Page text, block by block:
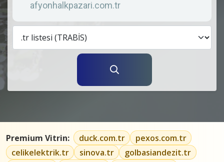
Premium Vitrin: duck.com.tr
pexos.com.tr
celikelektrik.tr
sinova.tr
golbasiandezit.tr